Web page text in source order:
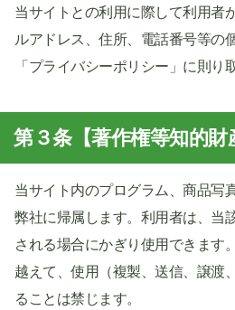
当サイトとの利用に際して利用者
ルアドレス、住所、電話番号等の
「プライバシーポリシー」に則り
第３条【著作権等知的財
当サイト内のプログラム、商品写
弊社に帰属します。利用者は、当
される場合にかぎり使用できます
越えて、使用（複製、送信、譲渡
ることは禁じます。